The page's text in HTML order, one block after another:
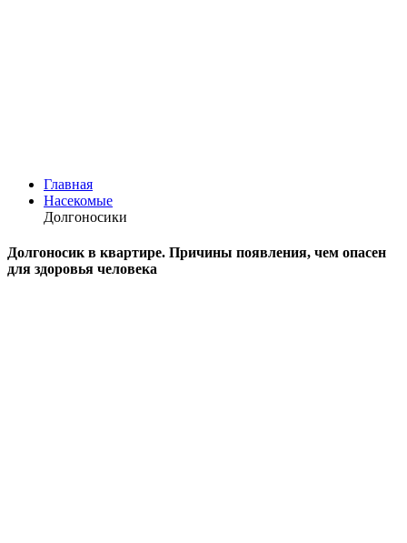
Главная
Насекомые
Долгоносики
Долгоносик в квартире. Причины появления, чем опасен
для здоровья человека